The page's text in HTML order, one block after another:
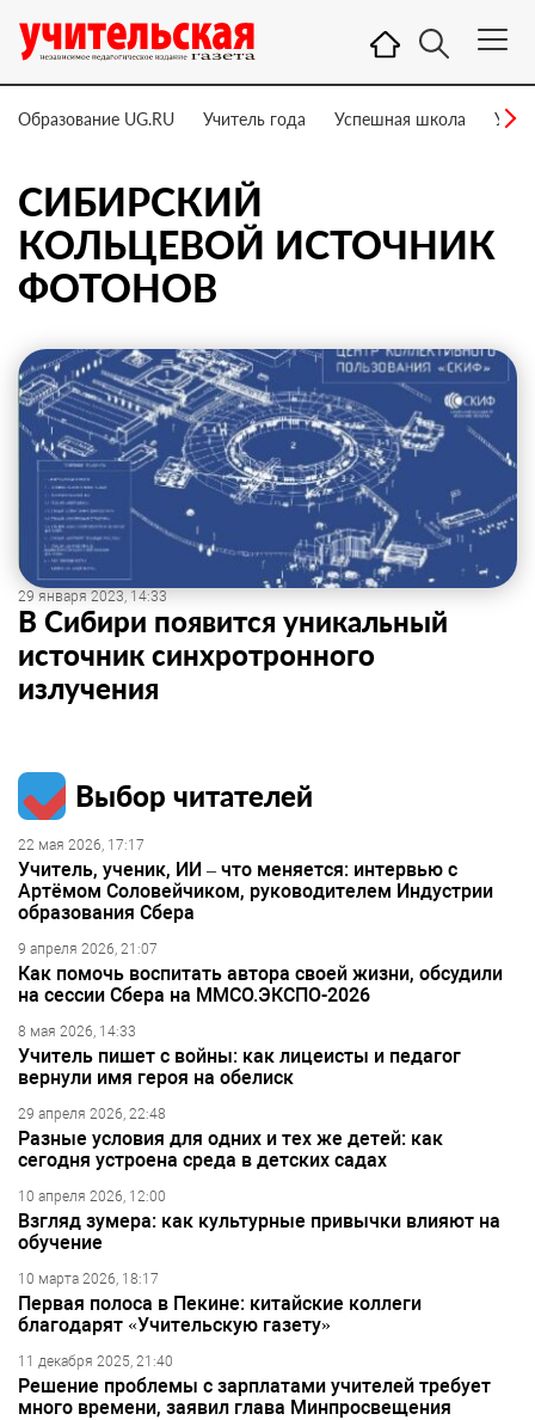
Образование UG.RU Учитель года Успешная школа
СИБИРСКИЙ
КОЛЬЦЕВОЙ ИСТОЧНИК
ФОТОНОВ
29 января 2023, 14:33
В Сибири появится уникальный
источник синхротронного
излучения
Выбор читателей
22 мая 2026, 17:17
Учитель, ученик, ИИ – что меняется: интервью с
Артёмом Соловейчиком, руководителем Индустрии
образования Сбера
9 апреля 2026, 21:07
Как помочь воспитать автора своей жизни, обсудили
на сессии Сбера на ММСО.ЭКСПО-2026
8 мая 2026, 14:33
Учитель пишет с войны: как лицеисты и педагог
вернули имя героя на обелиск
29 апреля 2026, 22:48
Разные условия для одних и тех же детей: как
сегодня устроена среда в детских садах
10 апреля 2026, 12:00
Взгляд зумера: как культурные привычки влияют на
обучение
10 марта 2026, 18:17
Первая полоса в Пекине: китайские коллеги
благодарят «Учительскую газету»
11 декабря 2025, 21:40
Решение проблемы с зарплатами учителей требует
много времени, заявил глава Минпросвещения